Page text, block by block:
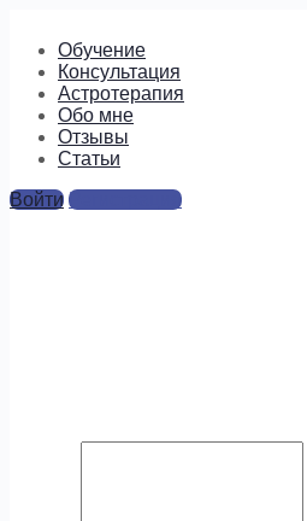
Обучение
Консультация
Астротерапия
Обо мне
Отзывы
Cтатьи
Войти Регистрация
авторизоваться.